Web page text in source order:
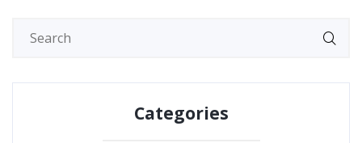
Categories